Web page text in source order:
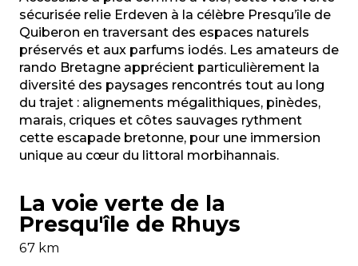
sécurisée relie Erdeven à la célèbre Presqu’île de
Quiberon en traversant des espaces naturels
préservés et aux parfums iodés. Les amateurs de
rando Bretagne apprécient particulièrement la
diversité des paysages rencontrés tout au long
du trajet : alignements mégalithiques, pinèdes,
marais, criques et côtes sauvages rythment
cette escapade bretonne, pour une immersion
unique au cœur du littoral morbihannais.
La voie verte de la
Presqu'île de Rhuys
67 km